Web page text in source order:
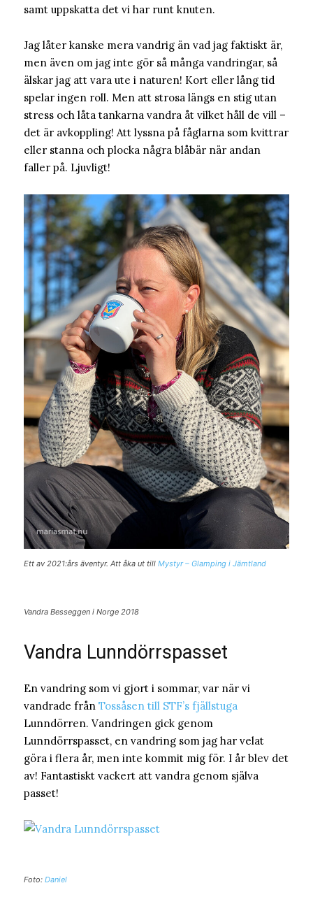
samt uppskatta det vi har runt knuten.
Jag låter kanske mera vandrig än vad jag faktiskt är,
men även om jag inte gör så många vandringar, så
älskar jag att vara ute i naturen! Kort eller lång tid
spelar ingen roll. Men att strosa längs en stig utan
stress och låta tankarna vandra åt vilket håll de vill –
det är avkoppling! Att lyssna på fåglarna som kvittrar
eller stanna och plocka några blåbär när andan
faller på. Ljuvligt!
Ett av 2021:års äventyr. Att åka ut till Mystyr – Glamping i Jämtland
Vandra Besseggen i Norge 2018
Vandra Lunndörrspasset
En vandring som vi gjort i sommar, var när vi
vandrade från Tossåsen till STF’s fjällstuga
Lunndörren. Vandringen gick genom
Lunndörrspasset, en vandring som jag har velat
göra i flera år, men inte kommit mig för. I år blev det
av! Fantastiskt vackert att vandra genom själva
passet!
Foto: Daniel